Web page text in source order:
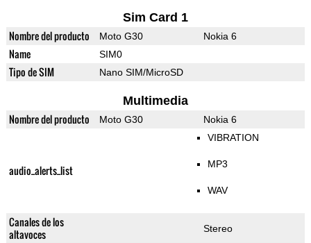
Sim Card 1
Nombre del producto Moto G30 Nokia 6
Name SIM0
Tipo de SIM Nano SIM/MicroSD
Multimedia
Nombre del producto Moto G30 Nokia 6
audio_alerts_list
VIBRATION
MP3
WAV
Canales de los
altavoces
Stereo